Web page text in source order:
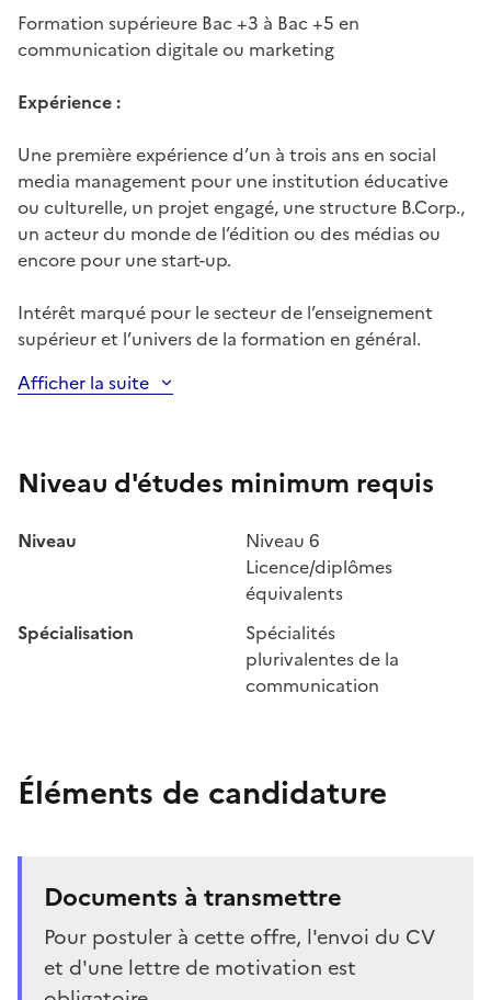
Formation supérieure Bac +3 à Bac +5 en
communication digitale ou marketing
Expérience :
Une première expérience d’un à trois ans en social
media management pour une institution éducative
ou culturelle, un projet engagé, une structure B.Corp.,
un acteur du monde de l’édition ou des médias ou
encore pour une start-up.
Intérêt marqué pour le secteur de l’enseignement
supérieur et l’univers de la formation en général.
Afficher la suite
Niveau d'études minimum requis
Niveau
Niveau 6
Licence/diplômes
équivalents
Spécialisation
Spécialités
plurivalentes de la
communication
Éléments de candidature
Documents à transmettre
Pour postuler à cette offre, l'envoi du CV
et d'une lettre de motivation est